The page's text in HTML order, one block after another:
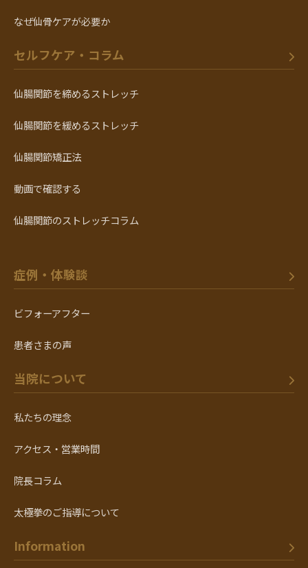
なぜ仙骨ケアが必要か
セルフケア・コラム
仙腸関節を締めるストレッチ
仙腸関節を緩めるストレッチ
仙腸関節矯正法
動画で確認する
仙腸関節のストレッチコラム
症例・体験談
ビフォーアフター
患者さまの声
当院について
私たちの理念
アクセス・営業時間
院長コラム
太極拳のご指導について
Information